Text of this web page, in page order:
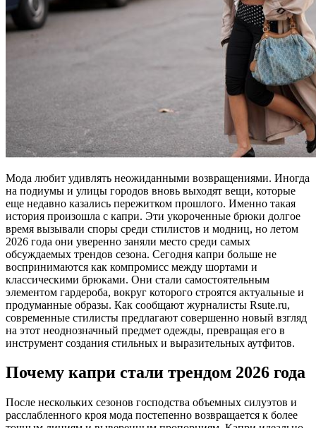
Мода любит удивлять неожиданными возвращениями. Иногда
на подиумы и улицы городов вновь выходят вещи, которые
еще недавно казались пережитком прошлого. Именно такая
история произошла с капри. Эти укороченные брюки долгое
время вызывали споры среди стилистов и модниц, но летом
2026 года они уверенно заняли место среди самых
обсуждаемых трендов сезона. Сегодня капри больше не
воспринимаются как компромисс между шортами и
классическими брюками. Они стали самостоятельным
элементом гардероба, вокруг которого строятся актуальные и
продуманные образы. Как сообщают журналисты Rsute.ru,
современные стилисты предлагают совершенно новый взгляд
на этот неоднозначный предмет одежды, превращая его в
инструмент создания стильных и выразительных аутфитов.
Почему капри стали трендом 2026 года
После нескольких сезонов господства объемных силуэтов и
расслабленного кроя мода постепенно возвращается к более